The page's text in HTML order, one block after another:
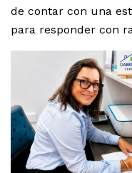
de contar con una
para responder con